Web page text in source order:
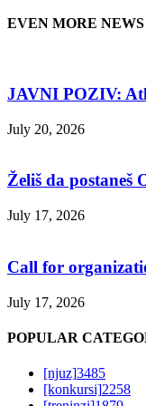
EVEN MORE NEWS
JAVNI POZIV:
July 20, 2026
Želiš da postaneš
July 17, 2026
Call for
July 17, 2026
POPULAR
[njuz]3485
[konkursi]2258